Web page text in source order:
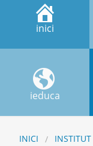
inici
ieduca
INICI INSTITUT